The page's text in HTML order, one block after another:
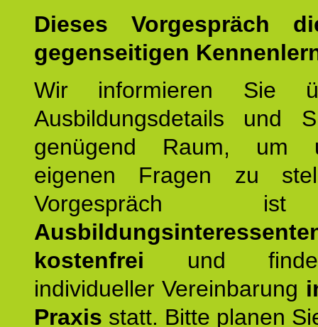
Dieses Vorgespräch
gegenseitigen
Wir informieren Sie
Ausbildungsdetails und
genügend Raum, um
eigenen Fragen zu
kostenfrei und
individueller Vereinbarung
Praxis statt. Bitte planen